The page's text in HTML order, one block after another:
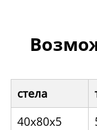
стела
40x80x5